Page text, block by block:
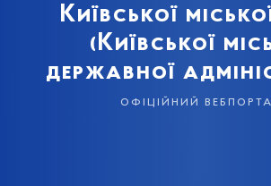
Київської
(Київської
державної
офіційний